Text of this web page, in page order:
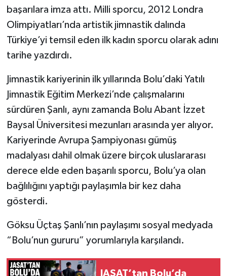
başarılara imza attı. Milli sporcu, 2012 Londra
Olimpiyatları’nda artistik jimnastik dalında
Türkiye’yi temsil eden ilk kadın sporcu olarak adını
tarihe yazdırdı.
Jimnastik kariyerinin ilk yıllarında Bolu’daki Yatılı
Jimnastik Eğitim Merkezi’nde çalışmalarını
sürdüren Şanlı, aynı zamanda Bolu Abant İzzet
Baysal Üniversitesi mezunları arasında yer alıyor.
Kariyerinde Avrupa Şampiyonası gümüş
madalyası dahil olmak üzere birçok uluslararası
derece elde eden başarılı sporcu, Bolu’ya olan
bağlılığını yaptığı paylaşımla bir kez daha
gösterdi.
Göksu Üçtaş Şanlı’nın paylaşımı sosyal medyada
“Bolu’nun gururu” yorumlarıyla karşılandı.
JASAT’tan Bolu’da